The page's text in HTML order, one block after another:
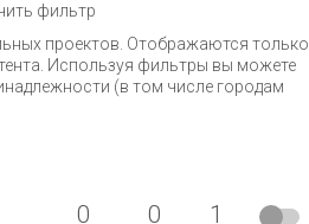
фильтр
проектов. Отображаются только
Используя фильтры вы можете
(в том числе городам
0 0 1